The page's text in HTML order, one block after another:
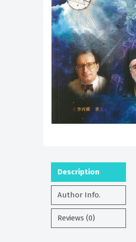
Description
Author Info.
Reviews (0)